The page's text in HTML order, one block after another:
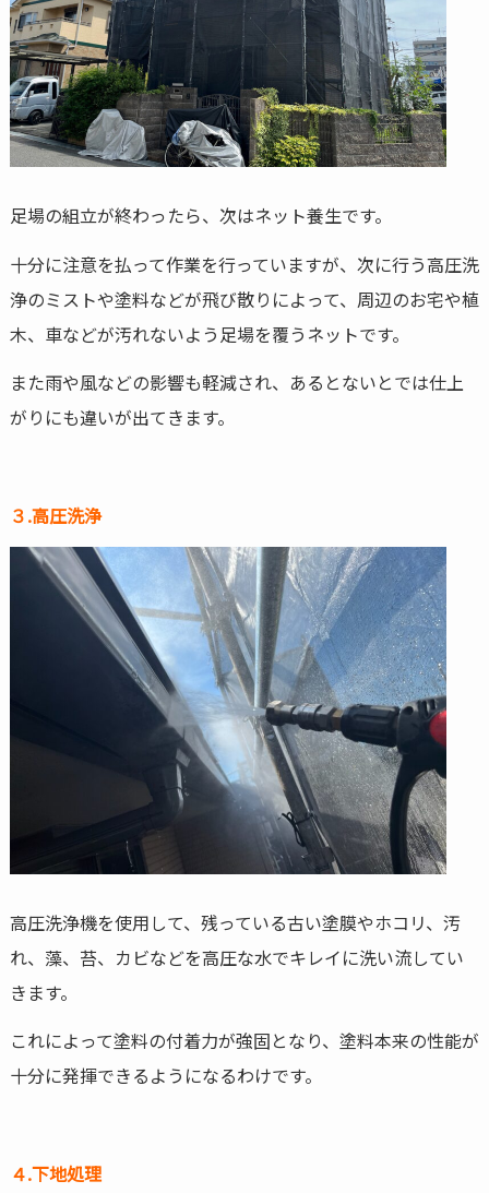
足場の組立が終わったら、次はネット養生です。
十分に注意を払って作業を行っていますが、次に行う高圧洗
浄のミストや塗料などが飛び散りによって、周辺のお宅や植
木、車などが汚れないよう足場を覆うネットです。
また雨や風などの影響も軽減され、あるとないとでは仕上
がりにも違いが出てきます。
３.高圧洗浄
高圧洗浄機を使用して、残っている古い塗膜やホコリ、汚
れ、藻、苔、カビなどを高圧な水でキレイに洗い流してい
きます。
これによって塗料の付着力が強固となり、塗料本来の性能が
十分に発揮できるようになるわけです。
４.下地処理